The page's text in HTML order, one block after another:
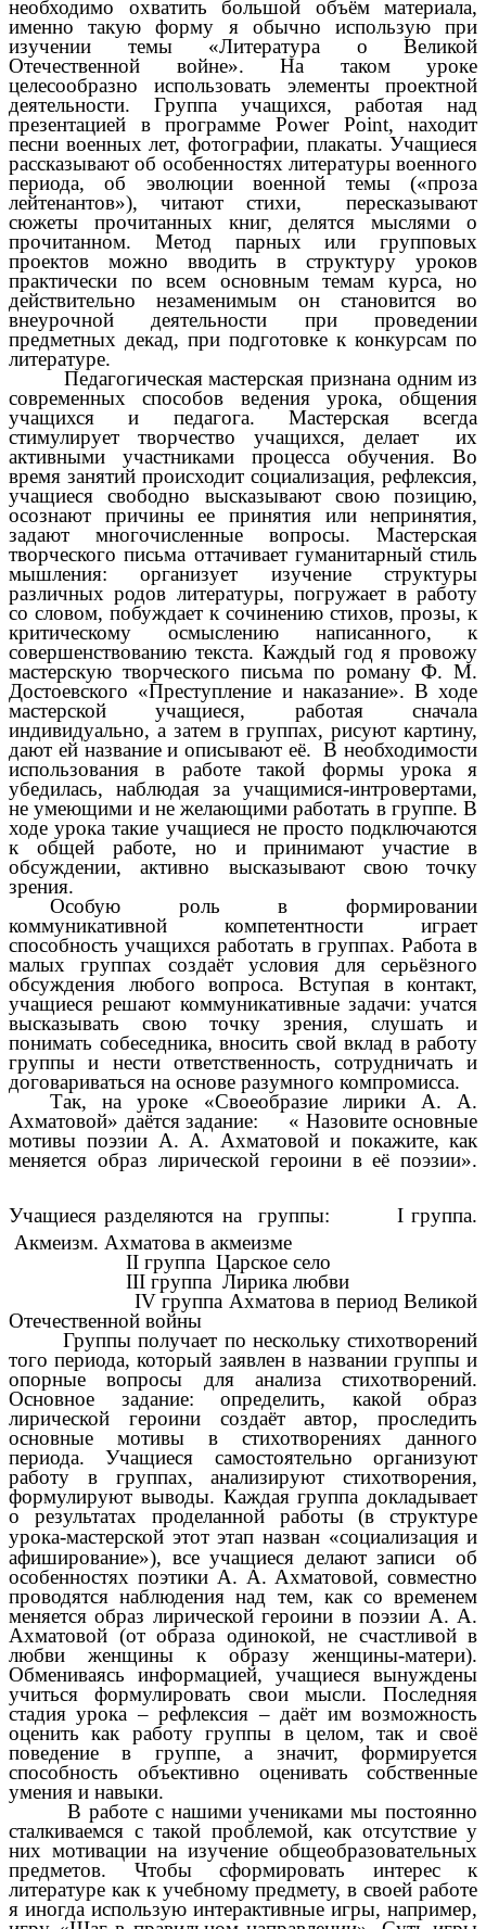
необходимо охватить большой объём материала,
именно такую форму я обычно использую при
изучении темы «Литература о Великой
Отечественной войне». На таком уроке
целесообразно использовать элементы проектной
деятельности. Группа учащихся, работая над
презентацией в программе Power Point, находит
песни военных лет, фотографии, плакаты. Учащиеся
рассказывают об особенностях литературы военного
периода, об эволюции военной темы («проза
лейтенантов»), читают стихи, пересказывают
сюжеты прочитанных книг, делятся мыслями о
прочитанном. Метод парных или групповых
проектов можно вводить в структуру уроков
практически по всем основным темам курса, но
действительно незаменимым он становится во
внеурочной деятельности при проведении
предметных декад, при подготовке к конкурсам по
литературе.
Педагогическая мастерская признана одним из
современных способов ведения урока, общения
учащихся и педагога. Мастерская всегда
стимулирует творчество учащихся, делает их
активными участниками процесса обучения. Во
время занятий происходит социализация, рефлексия,
учащиеся свободно высказывают свою позицию,
осознают причины ее принятия или непринятия,
задают многочисленные вопросы. Мастерская
творческого письма оттачивает гуманитарный стиль
мышления: организует изучение структуры
различных родов литературы, погружает в работу
со словом, побуждает к сочинению стихов, прозы, к
критическому осмыслению написанного, к
совершенствованию текста. Каждый год я провожу
мастерскую творческого письма по роману Ф. М.
Достоевского «Преступление и наказание». В ходе
мастерской учащиеся, работая сначала
индивидуально, а затем в группах, рисуют картину,
дают ей название и описывают её. В необходимости
использования в работе такой формы урока я
убедилась, наблюдая за учащимися-интровертами,
не умеющими и не желающими работать в группе. В
ходе урока такие учащиеся не просто подключаются
к общей работе, но и принимают участие в
обсуждении, активно высказывают свою точку
зрения.
Особую роль в формировании
коммуникативной компетентности играет
способность учащихся работать в группах. Работа в
малых группах создаёт условия для серьёзного
обсуждения любого вопроса. Вступая в контакт,
учащиеся решают коммуникативные задачи: учатся
высказывать свою точку зрения, слушать и
понимать собеседника, вносить свой вклад в работу
группы и нести ответственность, сотрудничать и
договариваться на основе разумного компромисса.
Так, на уроке «Своеобразие лирики А. А.
Ахматовой» даётся задание: « Назовите основные
мотивы поэзии А. А. Ахматовой и покажите, как
меняется образ лирической героини в её поэзии».
Учащиеся разделяются на группы:
I группа.
Акмеизм. Ахматова в акмеизме
II группа Царское село
III группа Лирика любви
IV группа Ахматова в период Великой
Отечественной войны
Группы получает по нескольку стихотворений
того периода, который заявлен в названии группы и
опорные вопросы для анализа стихотворений.
Основное задание: определить, какой образ
лирической героини создаёт автор, проследить
основные мотивы в стихотворениях данного
периода. Учащиеся самостоятельно организуют
работу в группах, анализируют стихотворения,
формулируют выводы. Каждая группа докладывает
о результатах проделанной работы (в структуре
урока-мастерской этот этап назван «социализация и
афиширование»), все учащиеся делают записи об
особенностях поэтики А. А. Ахматовой, совместно
проводятся наблюдения над тем, как со временем
меняется образ лирической героини в поэзии А. А.
Ахматовой (от образа одинокой, не счастливой в
любви женщины к образу женщины-матери).
Обмениваясь информацией, учащиеся вынуждены
учиться формулировать свои мысли. Последняя
стадия урока – рефлексия – даёт им возможность
оценить как работу группы в целом, так и своё
поведение в группе, а значит, формируется
способность объективно оценивать собственные
умения и навыки.
В работе с нашими учениками мы постоянно
сталкиваемся с такой проблемой, как отсутствие у
них мотивации на изучение общеобразовательных
предметов. Чтобы сформировать интерес к
литературе как к учебному предмету, в своей работе
я иногда использую интерактивные игры, например,